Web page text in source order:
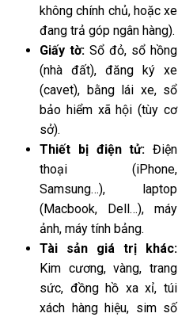
không chính chủ, hoặc xe
đang trả góp ngân hàng).
Giấy tờ: Sổ đỏ, sổ hồng
(nhà đất), đăng ký xe
(cavet), bằng lái xe, sổ
bảo hiểm xã hội (tùy cơ
sở).
Thiết bị điện tử: Điện
thoại (iPhone,
Samsung…), laptop
(Macbook, Dell…), máy
ảnh, máy tính bảng.
Tài sản giá trị khác:
Kim cương, vàng, trang
sức, đồng hồ xa xỉ, túi
xách hàng hiệu, sim số